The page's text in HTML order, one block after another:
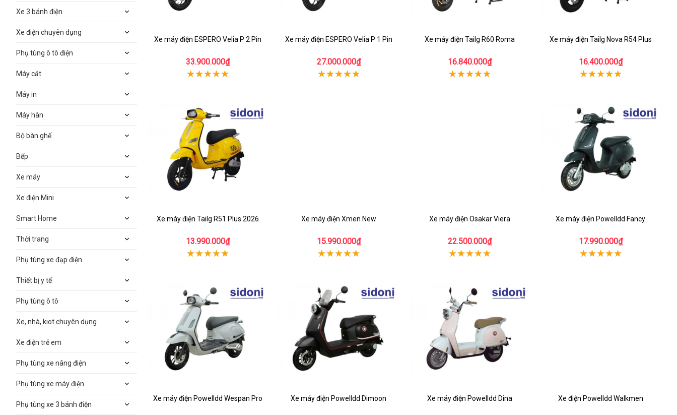
Xe máy điện ESPERO Velia P 2 Pin
33.900.000₫
Xe máy điện ESPERO Velia P 1 Pin
27.000.000₫
Xe máy điện Tailg R60 Roma
16.840.000₫
Xe máy điện Tailg Nova R54 Plus
16.400.000₫
Xe máy điện Tailg R51 Plus 2026
13.990.000₫
Xe máy điện Xmen New
15.990.000₫
Xe máy điện Osakar Viera
22.500.000₫
Xe máy điện Powelldd Fancy
17.990.000₫
Xe máy điện Powelldd Wespan Pro Xe máy điện Powelldd Dimoon Xe máy điện Powelldd Dina Xe điện Powelldd Walkmen
Xe 3 bánh điện
Xe điện chuyên dụng
Phụ tùng ô tô điện
Máy cắt
Máy in
Máy hàn
Bộ bàn ghế
Bếp
Xe máy
Xe điện Mini
Smart Home
Thời trang
Phụ tùng xe đạp điện
Thiết bị y tế
Phụ tùng ô tô
Xe, nhà, kiot chuyên dụng
Xe điện trẻ em
Phụ tùng xe nâng điện
Phụ tùng xe máy điện
Phụ tùng xe 3 bánh điện